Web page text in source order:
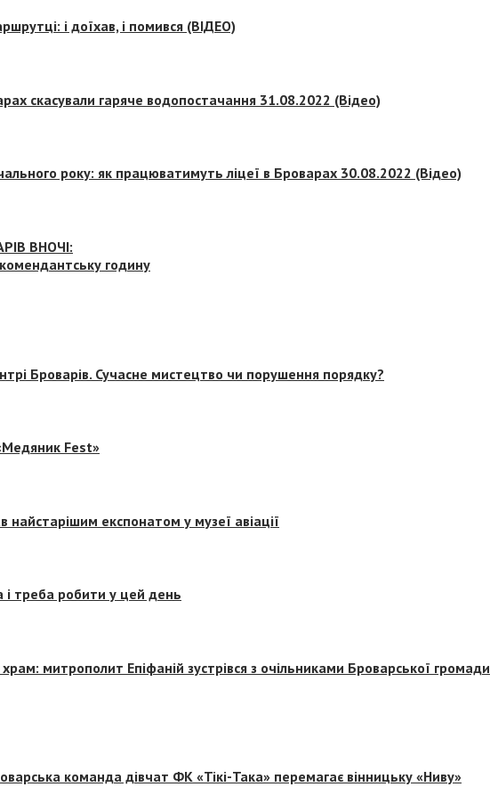
і доїхав, і помився (ВІДЕО)
скасували гаряче водопостачання 31.08.2022 (Відео)
року: як працюватимуть ліцеї в Броварах 30.08.2022 (Відео)
ВНОЧІ:
годину
Броварів. Сучасне мистецтво чи порушення порядку?
Fest»
найстарішим експонатом у музеї авіації
треба робити у цей день
митрополит Епіфаній зустрівся з очільниками Броварської громади
команда дівчат ФК «Тікі-Така» перемагає вінницьку «Ниву»